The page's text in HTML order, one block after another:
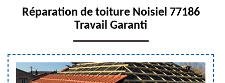
Réparation de toiture Noisiel 77186
Travail Garanti